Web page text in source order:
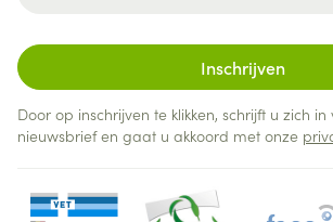
Inschrijven
Door op inschrijven te klikken, schrijft u zich
nieuwsbrief en gaat u akkoord met onze